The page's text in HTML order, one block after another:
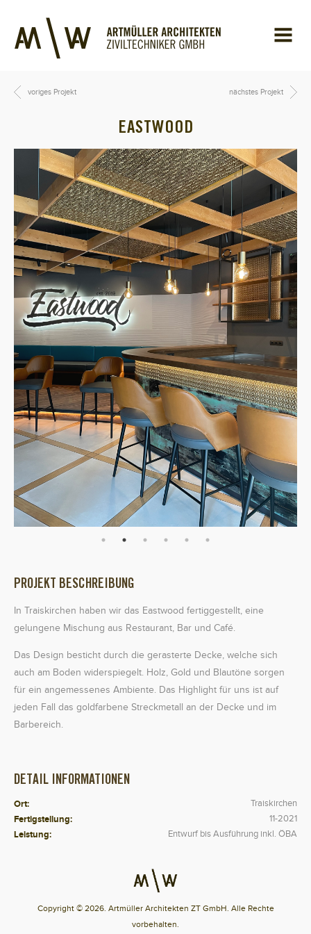
voriges Projekt
EASTWOOD
nächstes Projekt
PROJEKT BESCHREIBUNG
In Traiskirchen haben wir das Eastwood fertiggestellt, eine
gelungene Mischung aus Restaurant, Bar und Café.
Das Design besticht durch die gerasterte Decke, welche sich
auch am Boden widerspiegelt. Holz, Gold und Blautöne sorgen
für ein angemessenes Ambiente. Das Highlight für uns ist auf
jeden Fall das goldfarbene Streckmetall an der Decke und im
Barbereich.
DETAIL INFORMATIONEN
Ort: Traiskirchen
Fertigstellung: 11-2021
Leistung: Entwurf bis Ausführung inkl. ÖBA
Copyright © 2026. Artmüller Architekten ZT GmbH. Alle Rechte
vorbehalten.